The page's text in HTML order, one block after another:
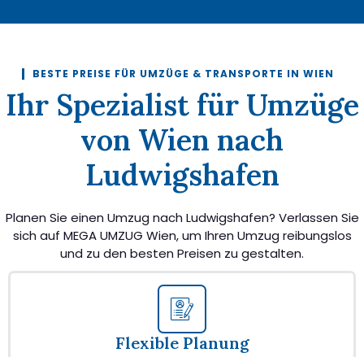
BESTE PREISE FÜR UMZÜGE & TRANSPORTE IN WIEN
Ihr Spezialist für Umzüge
von Wien nach
Ludwigshafen
Planen Sie einen Umzug nach Ludwigshafen? Verlassen Sie
sich auf MEGA UMZUG Wien, um Ihren Umzug reibungslos
und zu den besten Preisen zu gestalten.
Flexible Planung